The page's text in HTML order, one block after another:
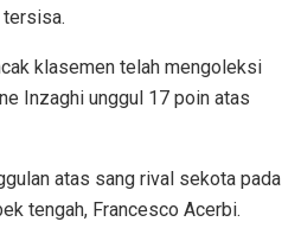
tersisa.
klasemen telah mengoleksi
Inzaghi unggul 17 poin atas
atas sang rival sekota pada
tengah, Francesco Acerbi.